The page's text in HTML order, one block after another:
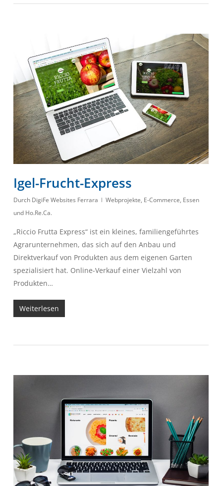
Igel-Frucht-Express
Durch DigiFe Websites Ferrara Webprojekte, E-Commerce, Essen
und Ho.Re.Ca.
„Riccio Frutta Express“ ist ein kleines, familiengeführtes
Agrarunternehmen, das sich auf den Anbau und
Direktverkauf von Produkten aus dem eigenen Garten
spezialisiert hat. Online-Verkauf einer Vielzahl von
Produkten…
Weiterlesen